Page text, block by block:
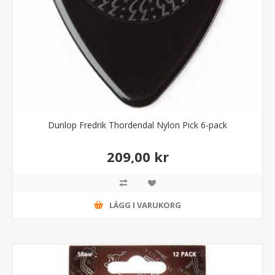
Dunlop Fredrik Thordendal Nylon Pick 6-pack
209,00 kr
LÄGG I VARUKORG